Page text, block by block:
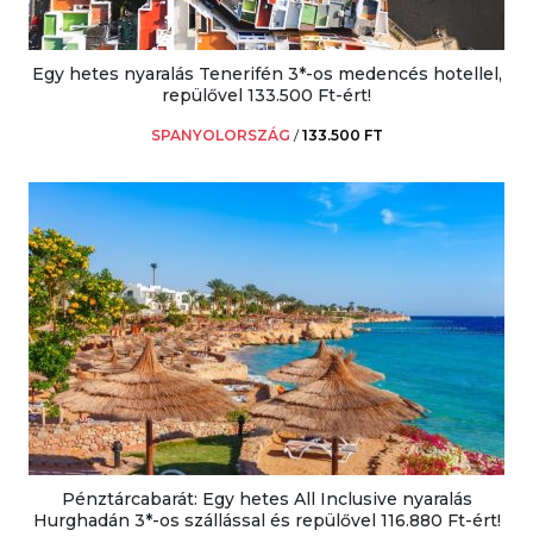
Egy hetes nyaralás Tenerifén 3*-os medencés hotellel,
repülővel 133.500 Ft-ért!
SPANYOLORSZÁG /133.500 FT
Pénztárcabarát: Egy hetes All Inclusive nyaralás
Hurghadán 3*-os szállással és repülővel 116.880 Ft-ért!